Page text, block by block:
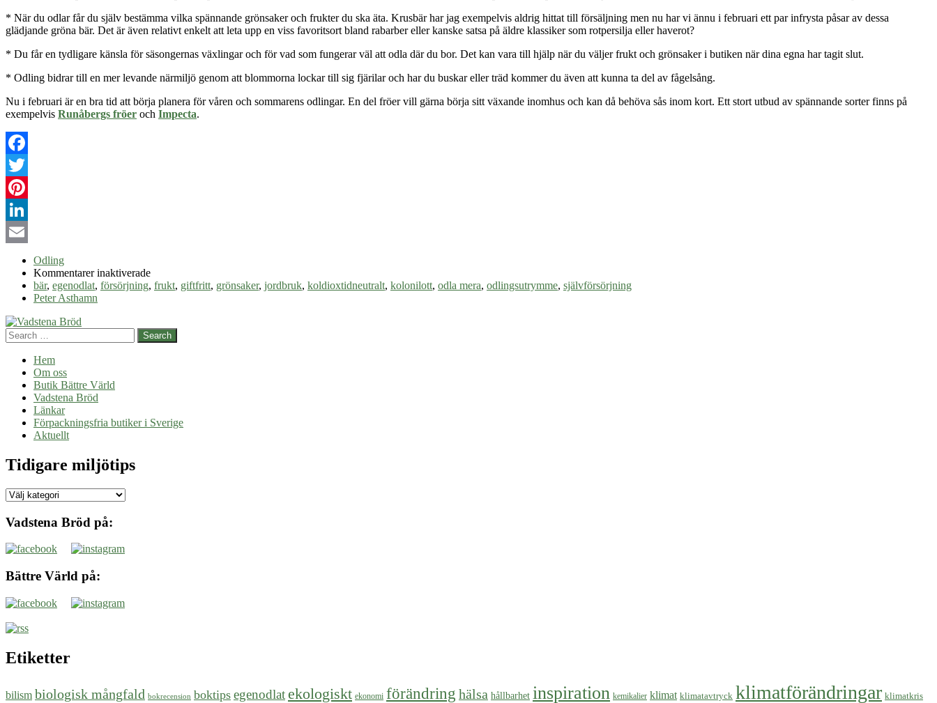
* När du odlar får du själv bestämma vilka spännande grönsaker och frukter du ska äta. Krusbär har jag exempelvis aldrig hittat till försäljning men nu har vi ännu i februari ett par infrysta påsar av dessa
glädjande gröna bär. Det är även relativt enkelt att leta upp en viss favoritsort bland rabarber eller kanske satsa på äldre klassiker som rotpersilja eller haverot?
* Du får en tydligare känsla för säsongernas växlingar och för vad som fungerar väl att odla där du bor. Det kan vara till hjälp när du väljer frukt och grönsaker i butiken när dina egna har tagit slut.
* Odling bidrar till en mer levande närmiljö genom att blommorna lockar till sig fjärilar och har du buskar eller träd kommer du även att kunna ta del av fågelsång.
Nu i februari är en bra tid att börja planera för våren och sommarens odlingar. En del fröer vill gärna börja sitt växande inomhus och kan då behöva sås inom kort. Ett stort utbud av spännande sorter finns på
exempelvis Runåbergs fröer och Impecta.
Facebook
Twitter
Pinterest
LinkedIn
Odling
Kommentarer inaktiveradeför
Odla
bär, egenodlat, försörjning, frukt, giftfritt, grönsaker, jordbruk, koldioxtidneutralt, kolonilott, odla mera, odlingsutrymme, självförsörjning
Peter Asthamn
Search
Hem
Om oss
Butik Bättre Värld
Vadstena Bröd
Länkar
Förpackningsfria butiker i Sverige
Aktuellt
Tidigare miljötips
Tidigare
Vadstena Bröd på:
Bättre Värld på:
Etiketter
bilism biologisk mångfald bokrecension boktips egenodlat ekologiskt ekonomi förändring hälsa hållbarhet inspiration kemikalier klimat klimatavtryck klimatförändringar klimatkris